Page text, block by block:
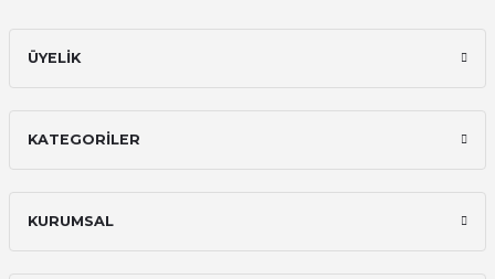
ÜYELİK
KATEGORİLER
KURUMSAL